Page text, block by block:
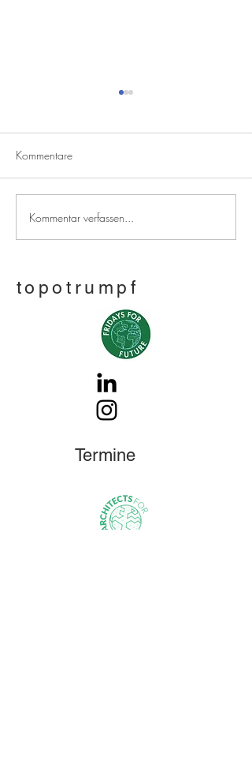
Wir haben eine neue Stadt
Kommentare
Kommentar verfassen...
topotrumpf
Termine